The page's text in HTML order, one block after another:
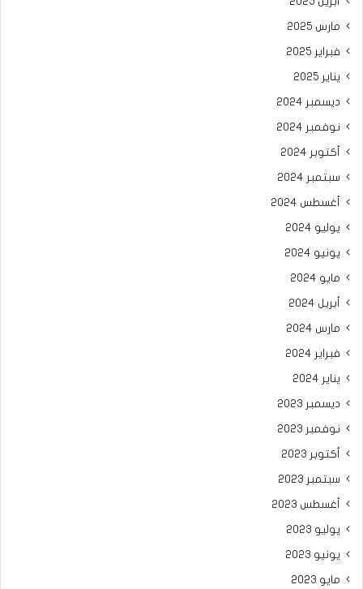
مارس 2025
فبراير 2025
يناير 2025
ديسمبر 2024
نوفمبر 2024
أكتوبر 2024
سبتمبر 2024
أغسطس 2024
يوليو 2024
يونيو 2024
مايو 2024
أبريل 2024
مارس 2024
فبراير 2024
يناير 2024
ديسمبر 2023
نوفمبر 2023
أكتوبر 2023
سبتمبر 2023
أغسطس 2023
يوليو 2023
يونيو 2023
مايو 2023